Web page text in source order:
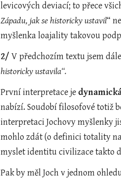
levicových deviací; to přece
Západu, jak se historicky ustavil“
myšlenka loajality takovou
2/ V předchozím textu jsem
historicky ustavila“.
První interpretace je
nabízí. Soudobí filosofové totiž
interpretaci Jochovy myšlenky
mohlo zdát (o definici totality
myslet identitu civilizace takto
Pak by měl Joch v jednom